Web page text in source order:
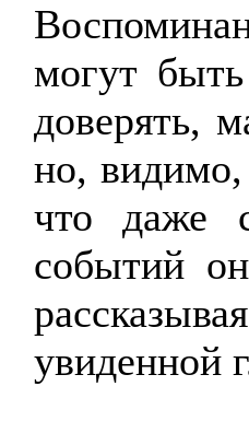
могут
доверять,
но, видимо,
что даже
событий
увиденной